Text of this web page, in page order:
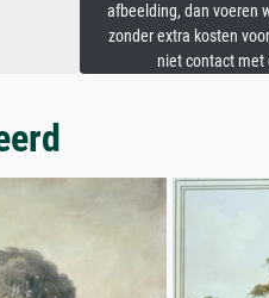
afbeelding, dan voeren
zonder extra kosten
niet contact met